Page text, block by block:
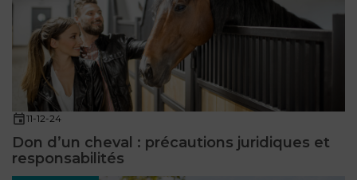
11-12-24
Don d’un cheval : précautions juridiques et
responsabilités